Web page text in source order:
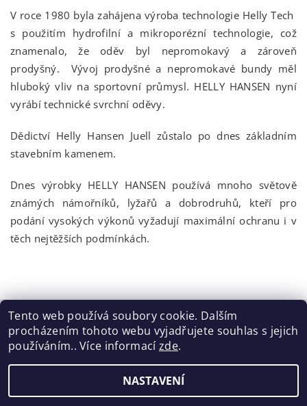
V roce 1980 byla zahájena výroba technologie Helly Tech
s použitím hydrofilní a mikroporézní technologie, což
znamenalo, že oděv byl nepromokavý a zároveň
prodyšný. Vývoj prodyšné a nepromokavé bundy měl
hluboký vliv na sportovní průmysl. HELLY HANSEN nyní
vyrábí technické svrchní oděvy.
Dědictví Helly Hansen Juell zůstalo po dnes základním
stavebním kamenem.
Dnes výrobky HELLY HANSEN používá mnoho světově
známých námořníků, lyžařů a dobrodruhů, kteří pro
podání vysokých výkonů vyžadují maximální ochranu i v
těch nejtěžších podmínkách.
Tabulka velikostí | Doprava a Platba | Blog |
Podmínky ochrany osobních údajů | Obchodní podmínky |
Výměna / vrácení zboží
2026 ©ELISEN, všechna práva vyhrazena
Tento web používá soubory cookie. Dalším
procházením tohoto webu vyjadřujete souhlas s jejich
používáním.. Více informacízde.
NASTAVENÍ